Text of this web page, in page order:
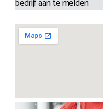
bedrijf aan te melden